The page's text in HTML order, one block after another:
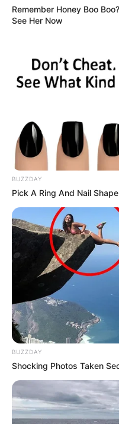
Paris-Turf : 5 – 12 – 10
Paris-turf.com : 9 – 5 –
Spécial-Dernière : 5 –
Turfomania M : 5 – 9 –
Tropiques-FM : 9 – 6 –
Week-End : 9 – 3 – 5 –
Week-End-Turf.com : 9
Remember Honey Boo
See Her Now
BUZZDAY
Pick A Ring And Nail
BUZZDAY
Shocking Photos Taken